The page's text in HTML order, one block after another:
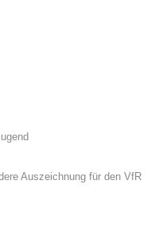
Auszeichnung für den VfR